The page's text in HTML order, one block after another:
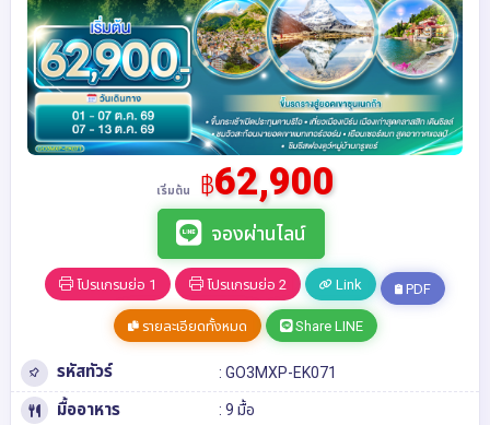
เริ่มต้น ฿62,900
จองผ่านไลน์
โปรแกรมย่อ 1 โปรแกรมย่อ 2 Link PDF
รายละเอียดทั้งหมด Share LINE
รหัสทัวร์ : GO3MXP-EK071
มื้ออาหาร : 9 มื้อ